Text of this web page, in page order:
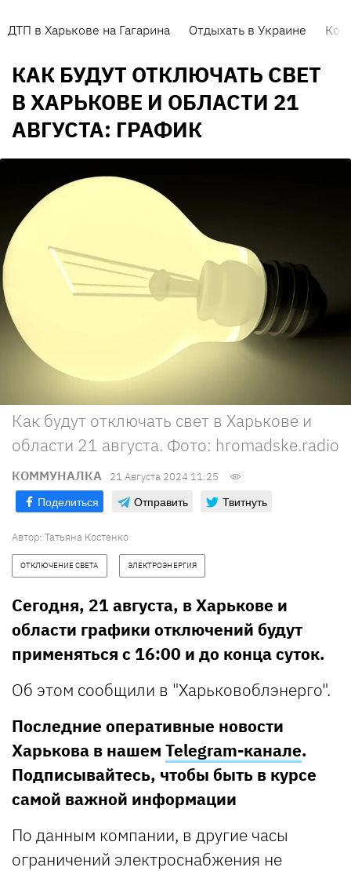
ДТП в Харькове на Гагарина Отдыхать в Украине
КАК БУДУТ ОТКЛЮЧАТЬ СВЕТ
В ХАРЬКОВЕ И ОБЛАСТИ 21
АВГУСТА: ГРАФИК
Как будут отключать свет в Харькове и
области 21 августа. Фото: hromadske.radio
КОММУНАЛКА 21 Августа 2024 11:25
Поделиться Отправить Твитнуть
Автор: Татьяна Костенко
ОТКЛЮЧЕНИЕ СВЕТА ЭЛЕКТРОЭНЕРГИЯ
Сегодня, 21 августа, в Харькове и
области графики отключений будут
применяться с 16:00 и до конца суток.
Об этом сообщили в "Харьковоблэнерго".
Последние оперативные новости
Харькова в нашем Telegram-канале.
Подписывайтесь, чтобы быть в курсе
самой важной информации
По данным компании, в другие часы
ограничений электроснабжения не